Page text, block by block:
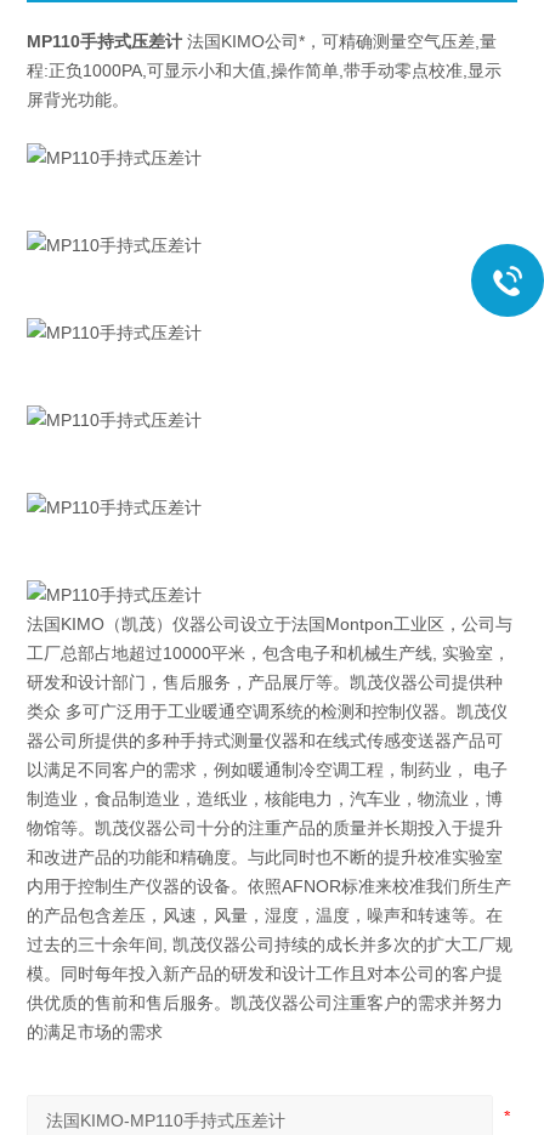
MP110手持式压差计 法国KIMO公司*，可精确测量空气压差,量
程:正负1000PA,可显示小和大值,操作简单,带手动零点校准,显示
屏背光功能。
法国KIMO（凯茂）仪器公司设立于法国Montpon工业区，公司与
工厂总部占地超过10000平米，包含电子和机械生产线, 实验室，
研发和设计部门，售后服务，产品展厅等。凯茂仪器公司提供种
类众 多可广泛用于工业暖通空调系统的检测和控制仪器。凯茂仪
器公司所提供的多种手持式测量仪器和在线式传感变送器产品可
以满足不同客户的需求，例如暖通制冷空调工程，制药业， 电子
制造业，食品制造业，造纸业，核能电力，汽车业，物流业，博
物馆等。凯茂仪器公司十分的注重产品的质量并长期投入于提升
和改进产品的功能和精确度。与此同时也不断的提升校准实验室
内用于控制生产仪器的设备。依照AFNOR标准来校准我们所生产
的产品包含差压，风速，风量，湿度，温度，噪声和转速等。在
过去的三十余年间, 凯茂仪器公司持续的成长并多次的扩大工厂规
模。同时每年投入新产品的研发和设计工作且对本公司的客户提
供优质的售前和售后服务。凯茂仪器公司注重客户的需求并努力
的满足市场的需求